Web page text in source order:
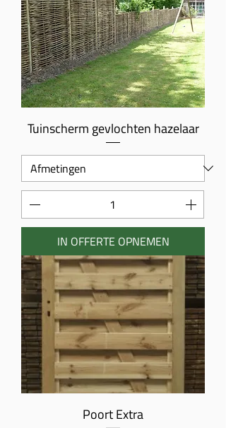
Tuinscherm gevlochten hazelaar
IN OFFERTE OPNEMEN
Poort Extra